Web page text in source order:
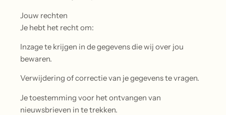
Jouw rechten
Je hebt het recht om:
Inzage te krijgen in de gegevens die wij over jou
bewaren.
Verwijdering of correctie van je gegevens te vragen.
Je toestemming voor het ontvangen van
nieuwsbrieven in te trekken.